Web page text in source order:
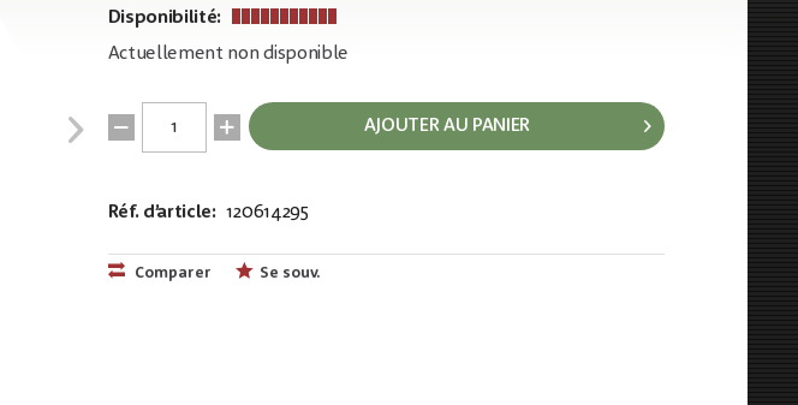
Disponibilité:
Actuellement non disponible
AJOUTER AU PANIER
Réf. d’article: 120614295
Comparer Se souv.